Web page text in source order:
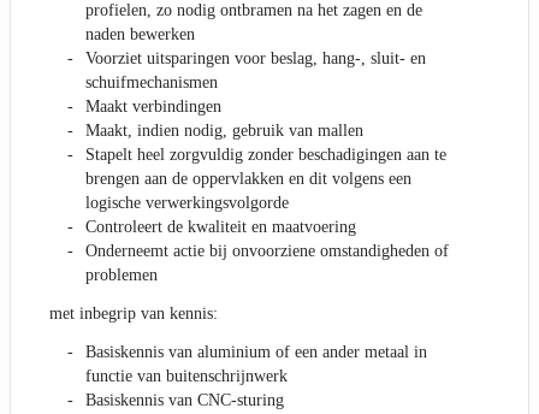
profielen, zo nodig ontbramen na het zagen en de
naden bewerken
Voorziet uitsparingen voor beslag, hang-, sluit- en
schuifmechanismen
Maakt verbindingen
Maakt, indien nodig, gebruik van mallen
Stapelt heel zorgvuldig zonder beschadigingen aan te
brengen aan de oppervlakken en dit volgens een
logische verwerkingsvolgorde
Controleert de kwaliteit en maatvoering
Onderneemt actie bij onvoorziene omstandigheden of
problemen
met inbegrip van kennis:
Basiskennis van aluminium of een ander metaal in
functie van buitenschrijnwerk
Basiskennis van CNC-sturing